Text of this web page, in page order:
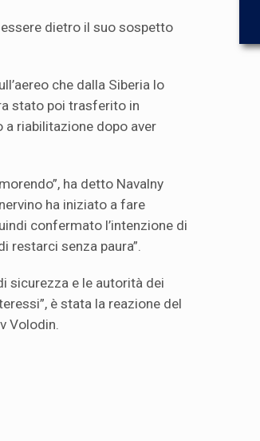
dietro il suo sospetto
che dalla Siberia lo
stato poi trasferito in
a riabilitazione dopo aver
ha detto Navalny
ha iniziato a fare
confermato l’intenzione di
restarci senza paura”.
sicurezza e le autorità dei
è stata la reazione del
Volodin.